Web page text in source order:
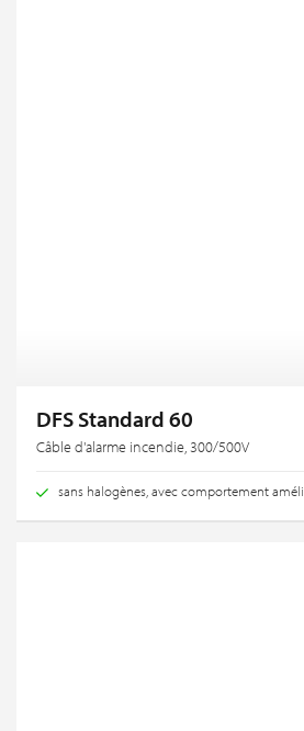
DFS Standard 60
Câble d'alarme incendie, 300/500V
sans halogènes, avec comportement